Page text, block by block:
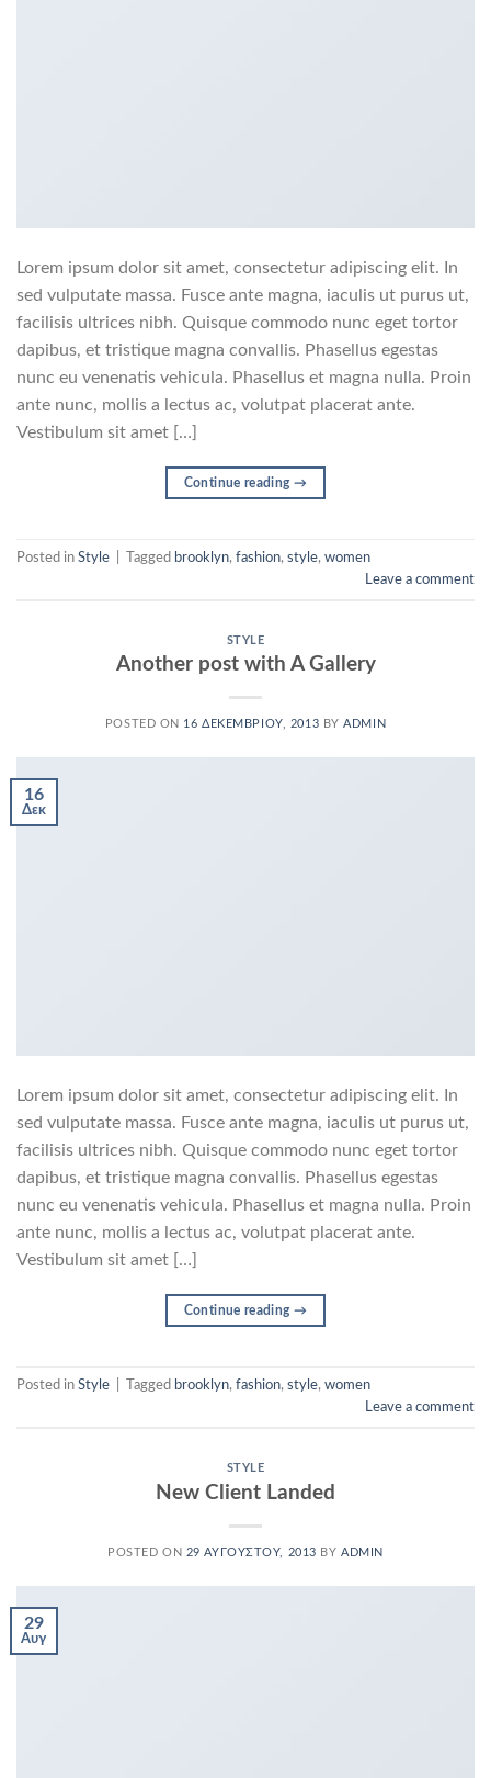
Lorem ipsum dolor sit amet, consectetur adipiscing elit. In
sed vulputate massa. Fusce ante magna, iaculis ut purus ut,
facilisis ultrices nibh. Quisque commodo nunc eget tortor
dapibus, et tristique magna convallis. Phasellus egestas
nunc eu venenatis vehicula. Phasellus et magna nulla. Proin
ante nunc, mollis a lectus ac, volutpat placerat ante.
Vestibulum sit amet […]
Continue reading →
Posted in Style Tagged brooklyn, fashion, style, women
Leave a comment
STYLE
Another post with A Gallery
POSTED ON 16 ΔΕΚΕΜΒΡΊΟΥ, 2013 BYADMIN
16
Δεκ
Lorem ipsum dolor sit amet, consectetur adipiscing elit. In
sed vulputate massa. Fusce ante magna, iaculis ut purus ut,
facilisis ultrices nibh. Quisque commodo nunc eget tortor
dapibus, et tristique magna convallis. Phasellus egestas
nunc eu venenatis vehicula. Phasellus et magna nulla. Proin
ante nunc, mollis a lectus ac, volutpat placerat ante.
Vestibulum sit amet […]
Continue reading →
Posted in Style Tagged brooklyn, fashion, style, women
Leave a comment
STYLE
New Client Landed
POSTED ON 29 ΑΥΓΟΎΣΤΟΥ, 2013 BYADMIN
29
Αυγ